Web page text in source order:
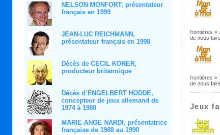
NELSON MONFORT, présentateur
français en 1999
JEAN-LUC REICHMANN,
présentateur français en 1998
Décès de CECIL KORER,
producteur britannique
Décès d’ENGELBERT HODDE,
concepteur de jeux allemand de
1974 à 1980
MARIE-ANGE NARDI, présentatrice
française de 1988 au 1990
frontières »
de nous
frontières »
de nous
Jeux